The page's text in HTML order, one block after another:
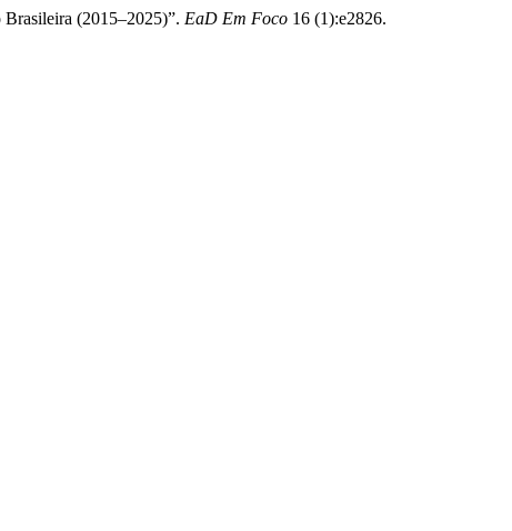
(2015–2025)”. EaD Em Foco 16 (1):e2826.